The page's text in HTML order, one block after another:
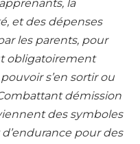
la
et des dépenses
les parents, pour
obligatoirement
s’en sortir ou
démission
des symboles
pour des